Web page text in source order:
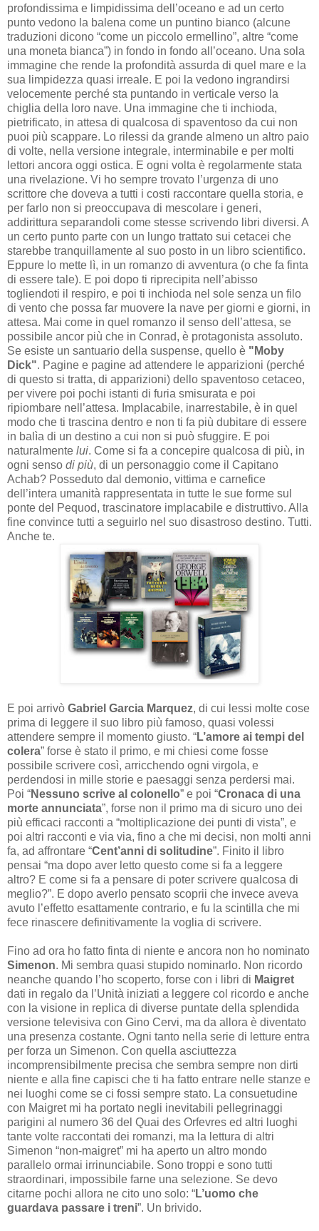
profondissima e limpidissima dell’oceano e ad un certo
punto vedono la balena come un puntino bianco (alcune
traduzioni dicono “come un piccolo ermellino”, altre “come
una moneta bianca”) in fondo in fondo all’oceano. Una sola
immagine che rende la profondità assurda di quel mare e la
sua limpidezza quasi irreale. E poi la vedono ingrandirsi
velocemente perché sta puntando in verticale verso la
chiglia della loro nave. Una immagine che ti inchioda,
pietrificato, in attesa di qualcosa di spaventoso da cui non
puoi più scappare. Lo rilessi da grande almeno un altro paio
di volte, nella versione integrale, interminabile e per molti
lettori ancora oggi ostica. E ogni volta è regolarmente stata
una rivelazione. Vi ho sempre trovato l’urgenza di uno
scrittore che doveva a tutti i costi raccontare quella storia, e
per farlo non si preoccupava di mescolare i generi,
addirittura separandoli come stesse scrivendo libri diversi. A
un certo punto parte con un lungo trattato sui cetacei che
starebbe tranquillamente al suo posto in un libro scientifico.
Eppure lo mette lì, in un romanzo di avventura (o che fa finta
di essere tale). E poi dopo ti riprecipita nell’abisso
togliendoti il respiro, e poi ti inchioda nel sole senza un filo
di vento che possa far muovere la nave per giorni e giorni, in
attesa. Mai come in quel romanzo il senso dell’attesa, se
possibile ancor più che in Conrad, è protagonista assoluto.
Se esiste un santuario della suspense, quello è "Moby
Dick". Pagine e pagine ad attendere le apparizioni (perché
di questo si tratta, di apparizioni) dello spaventoso cetaceo,
per vivere poi pochi istanti di furia smisurata e poi
ripiombare nell’attesa. Implacabile, inarrestabile, è in quel
modo che ti trascina dentro e non ti fa più dubitare di essere
in balìa di un destino a cui non si può sfuggire. E poi
naturalmente lui. Come si fa a concepire qualcosa di più, in
ogni senso di più, di un personaggio come il Capitano
Achab? Posseduto dal demonio, vittima e carnefice
dell’intera umanità rappresentata in tutte le sue forme sul
ponte del Pequod, trascinatore implacabile e distruttivo. Alla
fine convince tutti a seguirlo nel suo disastroso destino. Tutti.
Anche te.
E poi arrivò Gabriel Garcia Marquez, di cui lessi molte cose
prima di leggere il suo libro più famoso, quasi volessi
attendere sempre il momento giusto. “L’amore ai tempi del
colera” forse è stato il primo, e mi chiesi come fosse
possibile scrivere così, arricchendo ogni virgola, e
perdendosi in mille storie e paesaggi senza perdersi mai.
Poi “Nessuno scrive al colonello” e poi “Cronaca di una
morte annunciata”, forse non il primo ma di sicuro uno dei
più efficaci racconti a “moltiplicazione dei punti di vista”, e
poi altri racconti e via via, fino a che mi decisi, non molti anni
fa, ad affrontare “Cent’anni di solitudine”. Finito il libro
pensai “ma dopo aver letto questo come si fa a leggere
altro? E come si fa a pensare di poter scrivere qualcosa di
meglio?”. E dopo averlo pensato scoprii che invece aveva
avuto l’effetto esattamente contrario, e fu la scintilla che mi
fece rinascere definitivamente la voglia di scrivere.
Fino ad ora ho fatto finta di niente e ancora non ho nominato
Simenon. Mi sembra quasi stupido nominarlo. Non ricordo
neanche quando l’ho scoperto, forse con i libri di Maigret
dati in regalo da l’Unità iniziati a leggere col ricordo e anche
con la visione in replica di diverse puntate della splendida
versione televisiva con Gino Cervi, ma da allora è diventato
una presenza costante. Ogni tanto nella serie di letture entra
per forza un Simenon. Con quella asciuttezza
incomprensibilmente precisa che sembra sempre non dirti
niente e alla fine capisci che ti ha fatto entrare nelle stanze e
nei luoghi come se ci fossi sempre stato. La consuetudine
con Maigret mi ha portato negli inevitabili pellegrinaggi
parigini al numero 36 del Quai des Orfevres ed altri luoghi
tante volte raccontati dei romanzi, ma la lettura di altri
Simenon “non-maigret” mi ha aperto un altro mondo
parallelo ormai irrinunciabile. Sono troppi e sono tutti
straordinari, impossibile farne una selezione. Se devo
citarne pochi allora ne cito uno solo: “L’uomo che
guardava passare i treni”. Un brivido.